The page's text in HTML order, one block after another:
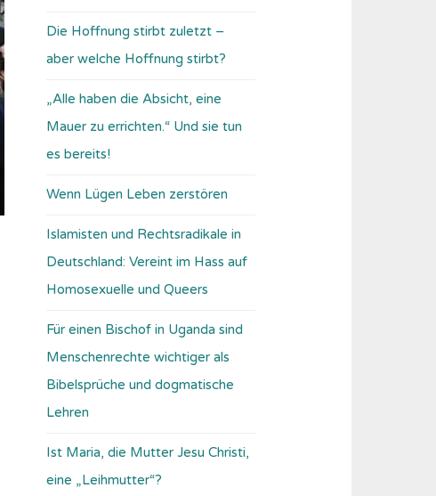
Die Hoffnung stirbt zuletzt –
aber welche Hoffnung stirbt?
„Alle haben die Absicht, eine
Mauer zu errichten.“ Und sie tun
es bereits!
Wenn Lügen Leben zerstören
Islamisten und Rechtsradikale in
Deutschland: Vereint im Hass auf
Homosexuelle und Queers
Für einen Bischof in Uganda sind
Menschenrechte wichtiger als
Bibelsprüche und dogmatische
Lehren
Ist Maria, die Mutter Jesu Christi,
eine „Leihmutter“?